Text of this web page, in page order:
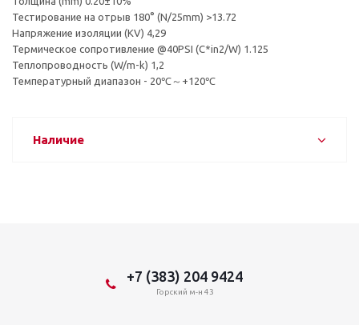
Тестирование на отрыв 180° (N/25mm) >13.72
Напряжение изоляции (KV) 4,29
Термическое сопротивление @40PSI (C*in2/W) 1.125
Теплопроводность (W/m-k) 1,2
Температурный диапазон - 20℃～+120℃
Наличие
+7 (383) 204 9424
Горский м-н 43